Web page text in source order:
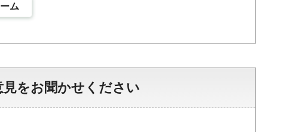
ム
をお聞かせください